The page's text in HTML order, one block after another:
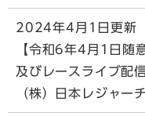
2024年4月1日更新
【令和6年4月1日随
及びレースライブ配
（株）日本レジャ